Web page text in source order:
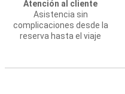
Atención al cliente
Asistencia sin
complicaciones desde la
reserva hasta el viaje